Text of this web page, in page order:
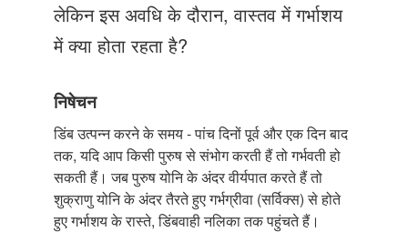
लेकिन इस अवधि के दौरान, वास्तव में गर्भाशय
में क्या होता रहता है?
निषेचन
डिंब उत्पन्न करने के समय - पांच दिनों पूर्व और एक दिन बाद
तक, यदि आप किसी पुरुष से संभोग करती हैं तो गर्भवती हो
सकती हैं। जब पुरुष योनि के अंदर वीर्यपात करते हैं तो
शुक्राणु योनि के अंदर तैरते हुए गर्भग्रीवा (सर्विक्स) से होते
हुए गर्भाशय के रास्ते, डिंबवाही नलिका तक पहुंचते हैं।